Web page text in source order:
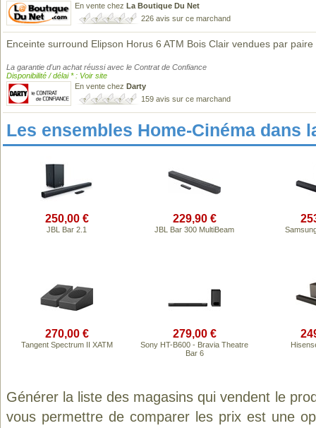
En vente chez La Boutique Du Net
226 avis sur ce marchand
Enceinte surround Elipson Horus 6 ATM Bois Clair vendues par paire
La garantie d'un achat réussi avec le Contrat de Confiance
Disponibilité / délai * : Voir site
En vente chez Darty
159 avis sur ce marchand
Les ensembles Home-Cinéma dans
250,00 €
JBL Bar 2.1
229,90 €
JBL Bar 300 MultiBeam
270,00 €
Tangent Spectrum II XATM
279,00 €
Sony HT-B600 - Bravia Theatre
Bar 6
Générer la liste des magasins qui vendent le
vous permettre de comparer les prix est une